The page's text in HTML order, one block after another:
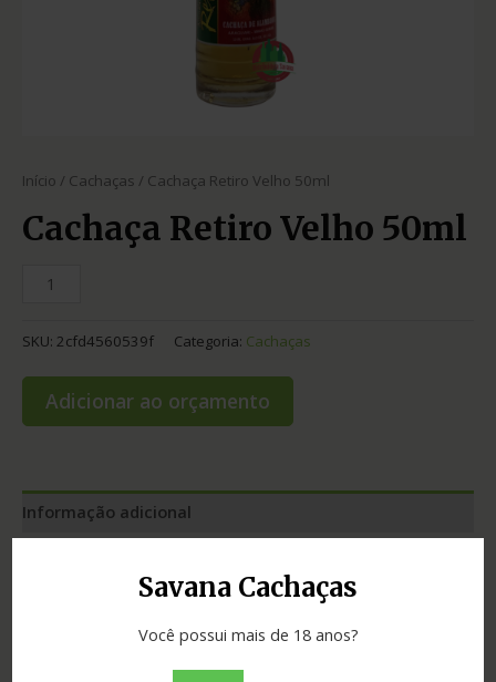
Savana Cachaças
Você possui mais de 18 anos?
Início / Cachaças / Cachaça Retiro Velho 50ml
Cachaça Retiro Velho 50ml
SKU: 2cfd4560539f Categoria: Cachaças
Adicionar ao orçamento
Informação adicional